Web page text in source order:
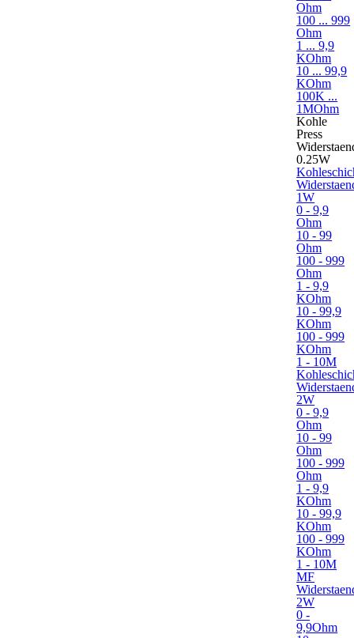
Ohm
100 ... 999
Ohm
1 ... 9,9
KOhm
10 ... 99,9
KOhm
100K ...
1MOhm
Kohle
Press
0.25W
1W
0 - 9,9
Ohm
10 - 99
Ohm
100 - 999
Ohm
1 - 9,9
KOhm
10 - 99,9
KOhm
100 - 999
KOhm
1 - 10M
2W
0 - 9,9
Ohm
10 - 99
Ohm
100 - 999
Ohm
1 - 9,9
KOhm
10 - 99,9
KOhm
100 - 999
KOhm
1 - 10M
MF
2W
0 -
9,9Ohm